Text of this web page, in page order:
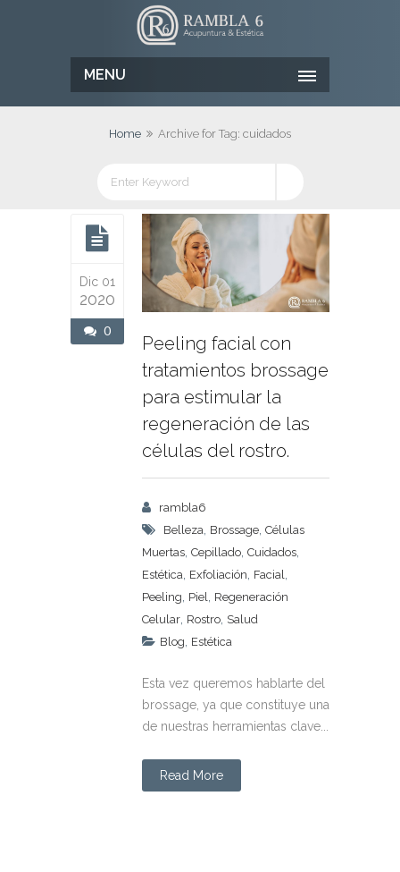
MENU
Home Archive for Tag: cuidados
Dic 01
2020
0
Peeling facial con
tratamientos brossage
para estimular la
regeneración de las
células del rostro.
rambla6
Belleza Brossage Células
Muertas Cepillado Cuidados
Estética Exfoliación Facial
Peeling Piel Regeneración
Celular Rostro Salud
Blog Estética
Esta vez queremos hablarte del
brossage, ya que constituye una
de nuestras herramientas clave...
Read More